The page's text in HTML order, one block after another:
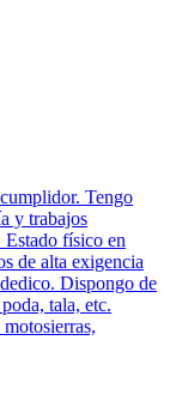
Tengo
y trabajos
Estado físico en
de alta exigencia
Dispongo de
tala, etc.